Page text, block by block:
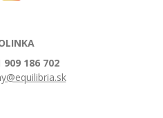
909 186 702